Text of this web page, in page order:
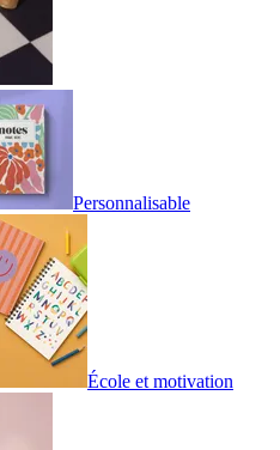
Personnalisable
École et motivation